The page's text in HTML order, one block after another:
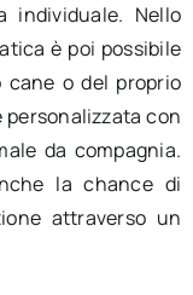
individuale. Nello
è poi possibile
o del proprio
personalizzata con
da compagnia.
la chance di
attraverso un